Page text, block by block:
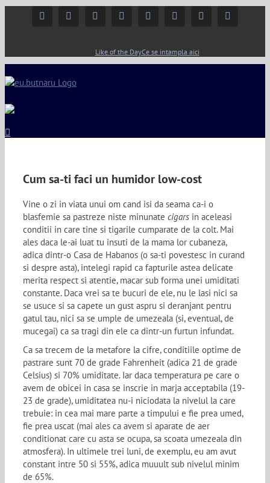
FacebookInstagramYouTubeTwitter Google+ Linkedin
Like of the DayCe se intampla aici
Cum sa-ti faci un humidor low-cost
Vine o zi in viata unui om cand isi da seama ca-i o
blasfemie sa pastreze niste minunate cigars in aceleasi
conditii in care tine si tigarile cumparate de la colt. Mai
ales daca le-ai luat tu insuti de la mama lor cubaneza,
adica dintr-o Casa de Habanos (o sa-ti povestesc in curand
si despre asta), intelegi rapid ca fapturile astea delicate
merita respect si atentie, macar sub forma unei umiditati
constante. Daca vrei sa te bucuri de ele, nu le lasi nici sa
se usuce si sa capete un gust aspru si deranjant pentru
gatul tau, nici sa se umple de umezeala (si, eventual, de
mucegai) ca sa tragi din ele ca dintr-un furtun infundat.
Ca sa trecem de la metafore la cifre, conditiile optime de
pastrare sunt 70 de grade Fahrenheit (adica 21 de grade
Celsius) si 70% umiditate. Iar daca temperatura pe care o
avem de obicei in casa se inscrie in marja acceptabila (19-
23 de grade), umiditatea nu-i niciodata la nivelul la care
trebuie: in cea mai mare parte a timpului e fie prea umed,
fie prea uscat (mai ales ca avem si aparate de aer
conditionat care cu asta se ocupa, sa scoata umezeala din
atmosfera). In ultimele trei luni, de exemplu, eu am avut
constant intre 50 si 55%, adica muuult sub nivelul minim
de 65%.